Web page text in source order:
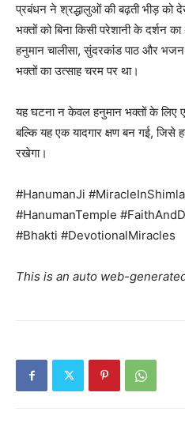
प्रबंधन ने श्रद्धालुओं की बढ़ती भीड़ को
भक्तों को बिना किसी परेशानी के दर्शन
हनुमान चालीसा, सुंदरकांड पाठ और
भक्तों का उत्साह चरम पर था।
यह घटना न केवल हनुमान भक्तों के लिए
बल्कि यह एक यादगार क्षण बन गई, जिसे
रखेगा।
#HanumanJi
#HanumanTemple
#Bhakti #DevotionalMiracles
This is an auto web-